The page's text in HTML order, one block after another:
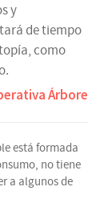
y
de tiempo
como
Árbore
está formada
no tiene
a algunos de